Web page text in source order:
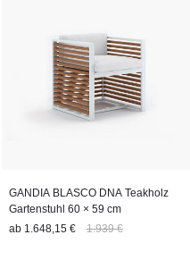
GANDIA BLASCO DNA Teakholz
Gartenstuhl 60 × 59 cm
ab 1.648,15 € 1.939 €